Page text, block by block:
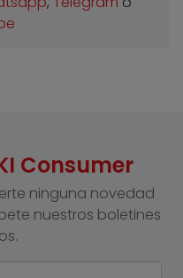
Consumer
ninguna novedad
nuestros boletines